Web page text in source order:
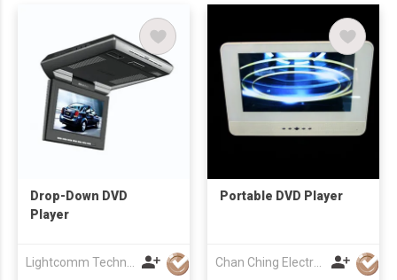
Drop-Down DVD
Player
Portable DVD Player
Chan Ching Electronic Technology Co